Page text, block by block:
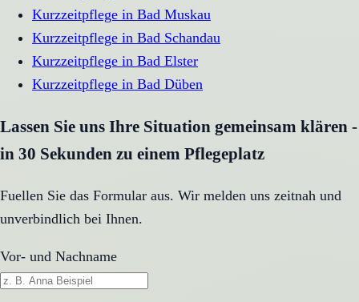
Kurzzeitpflege in Bad Muskau
Kurzzeitpflege in Bad Schandau
Kurzzeitpflege in Bad Elster
Kurzzeitpflege in Bad Düben
Lassen Sie uns Ihre Situation gemeinsam klären -
in 30 Sekunden zu einem Pflegeplatz
Fuellen Sie das Formular aus. Wir melden uns zeitnah und
unverbindlich bei Ihnen.
Vor- und Nachname